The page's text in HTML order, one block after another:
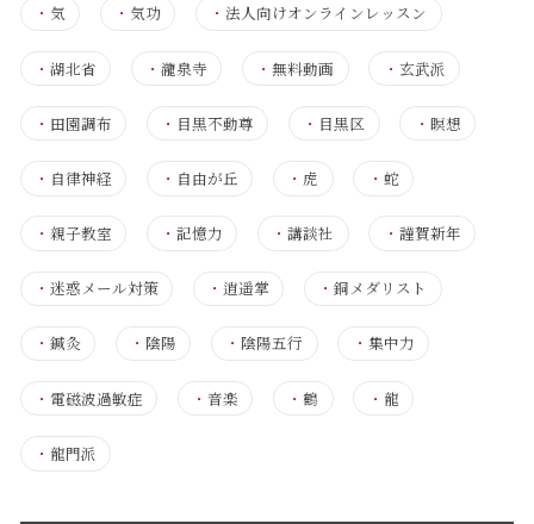
・ 気 ・気功 ・法人向けオンラインレッスン
・ 湖北省 ・瀧泉寺 ・無料動画 ・ 玄武派
・ 田園調布 ・ 目黒不動尊 ・ 目黒区 ・ 瞑想
・ 自律神経 ・ 自由が丘 ・ 虎 ・ 蛇
・ 親子教室 ・記憶力 ・講談社 ・ 謹賀新年
・ 迷惑メール対策 ・逍遥掌 ・銅メダリスト
・ 鍼灸 ・ 陰陽 ・ 陰陽五行 ・ 集中力
・ 電磁波過敏症 ・音楽 ・鶴 ・ 龍
・ 龍門派